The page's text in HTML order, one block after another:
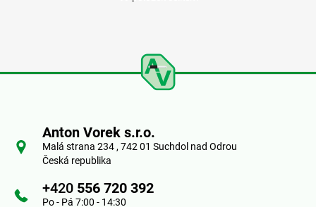
O
l
á
Anton Vorek s.r.o.
Malá strana 234 , 742 01 Suchdol nad Odrou
Česká republika
+420 556 720 392
Po - Pá 7:00 - 14:30